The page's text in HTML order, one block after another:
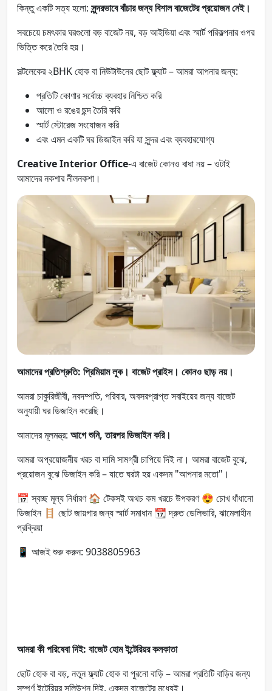
কিন্তু একটি সত্য হলো:সুন্দরভাবে বাঁচার জন্য বিশাল বাজেটের প্রয়োজন নেই।
সবচেয়ে চমৎকার ঘরগুলো বড় বাজেট নয়, বড় আইডিয়া এবং স্মার্ট পরিকল্পনার ওপর
ভিত্তি করে তৈরি হয়।
সল্টলেকের ২BHK হোক বা নিউটাউনের ছোট ফ্ল্যাট – আমরা আপনার জন্য:
প্রতিটি কোণার সর্বোচ্চ ব্যবহার নিশ্চিত করি
আলো ও রঙের ছন্দ তৈরি করি
স্মার্ট স্টোরেজ সংযোজন করি
এবং এমন একটি ঘর ডিজাইন করি যা সুন্দর এবং ব্যবহারযোগ্য
Creative Interior Office-এ বাজেট কোনও বাধা নয় – ওটাই
আমাদের নকশার নীলনকশা।
আমাদের প্রতিশ্রুতি: প্রিমিয়াম লুক। বাজেট প্রাইস। কোনও ছাড় নয়।
আমরা চাকুরিজীবী, নবদম্পতি, পরিবার, অবসরপ্রাপ্ত সবাইয়ের জন্য বাজেট
অনুযায়ী ঘর ডিজাইন করেছি।
আমাদের মূলমন্ত্র: আগে শুনি, তারপর ডিজাইন করি।
আমরা অপ্রয়োজনীয় খরচ বা দামি সামগ্রী চাপিয়ে দিই না। আমরা বাজেট বুঝে,
প্রয়োজন বুঝে ডিজাইন করি – যাতে ঘরটা হয় একদম "আপনার মতো"।
📅 স্বচ্ছ মূল্য নির্ধারণ 🏠 টেকসই অথচ কম খরচে উপকরণ 😍 চোখ ধাঁধানো
ডিজাইন 🪜 ছোট জায়গার জন্য স্মার্ট সমাধান 📆 দ্রুত ডেলিভারি, ঝামেলাহীন
প্রক্রিয়া
📱 আজই শুরু করুন: 9038805963
আমরা কী পরিষেবা দিই: বাজেট হোম ইন্টেরিয়র কলকাতা
ছোট হোক বা বড়, নতুন ফ্ল্যাট হোক বা পুরনো বাড়ি – আমরা প্রতিটি বাড়ির জন্য
সম্পূর্ণ ইন্টেরিয়র সলিউশন দিই, একদম বাজেটের মধ্যেই।